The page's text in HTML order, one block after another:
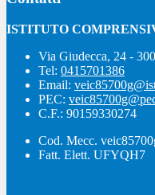
ISTITUTO
Via Giudecca, 24 -
Tel: 0415701386
Email:
PEC:
C.F.: 90159330274
Cod. Mecc.
Fatt. Elett. UFYQH7